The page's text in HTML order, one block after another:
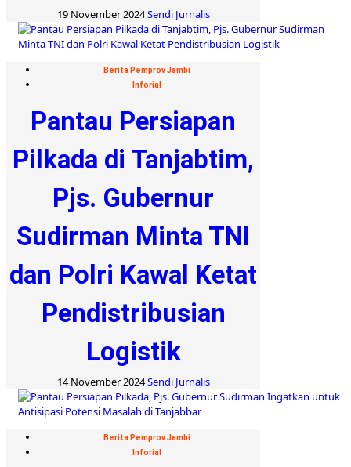
19 November 2024Sendi Jurnalis
Berita Pemprov Jambi
Inforial
Pantau Persiapan
Pilkada di Tanjabtim,
Pjs. Gubernur
Sudirman Minta TNI
dan Polri Kawal Ketat
Pendistribusian
Logistik
14 November 2024Sendi Jurnalis
Berita Pemprov Jambi
Inforial